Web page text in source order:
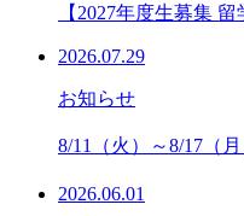
【2027年度生募集
2026.07.29
お知らせ
8/11（火）～8/17（
2026.06.01